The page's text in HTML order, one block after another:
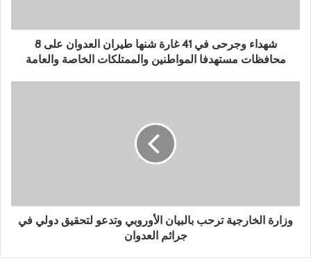
شهداء وجرحى في 41 غارة شنها طيران العدوان على 8
محافظات مستهدفا المواطنين والممتلكات الخاصة والعامة
وزارة الخارجية ترحب بالبيان الأوروبي وتدعو لتحقيق دولي في
جرائم العدوان